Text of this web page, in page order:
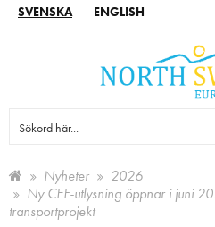
SVENSKA ENGLISH
Nyheter
2026
Ny CEF-utlysning öppnar i juni
transportprojekt